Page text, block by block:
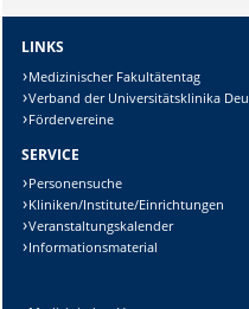
Lösung:
LINKS
Medizinischer Fakultätentag
Verband der Universitätsklinika
Fördervereine
SERVICE
Personensuche
Kliniken/Institute/Einrichtungen
Veranstaltungskalender
Informationsmaterial